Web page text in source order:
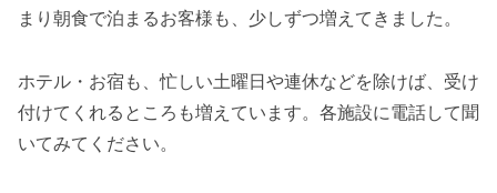
まり朝食で泊まるお客様も、少しずつ増えてきました。
ホテル・お宿も、忙しい土曜日や連休などを除けば、受け
付けてくれるところも増えています。各施設に電話して聞
いてみてください。